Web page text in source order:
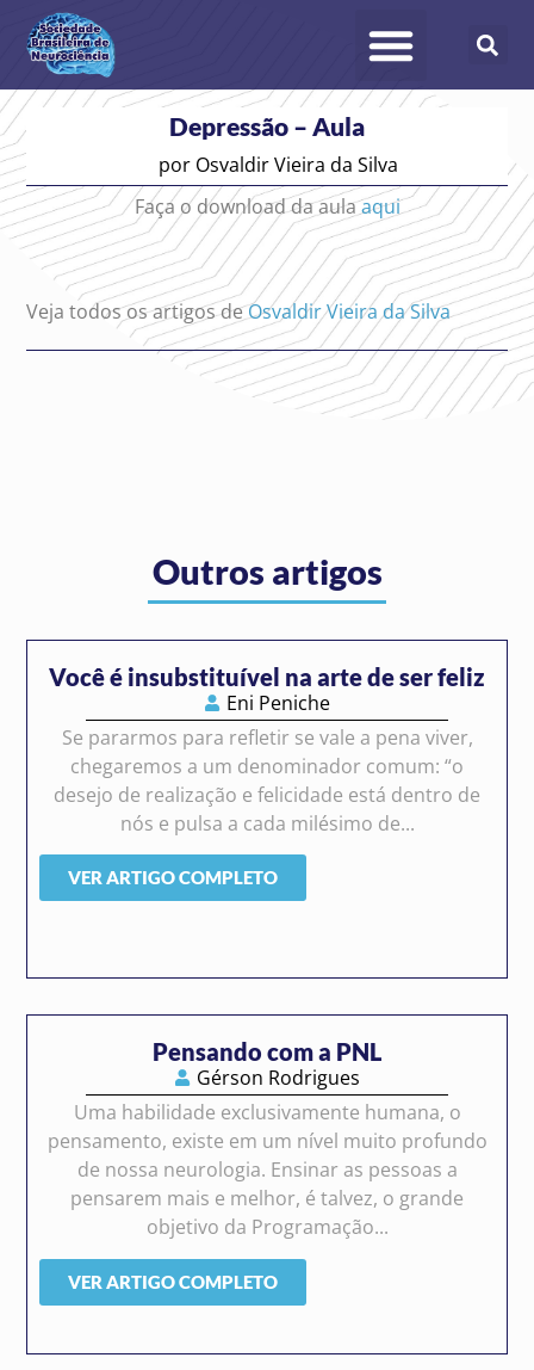
Depressão – Aula
por Osvaldir Vieira da Silva
Faça o download da aulaaqui
Veja todos os artigos deOsvaldir Vieira da Silva
Outros artigos
Você é insubstituível na arte de ser feliz
Eni Peniche
Se pararmos para refletir se vale a pena viver,
chegaremos a um denominador comum: “o
desejo de realização e felicidade está dentro de
nós e pulsa a cada milésimo de...
VER ARTIGO COMPLETO
Pensando com a PNL
Gérson Rodrigues
Uma habilidade exclusivamente humana, o
pensamento, existe em um nível muito profundo
de nossa neurologia. Ensinar as pessoas a
pensarem mais e melhor, é talvez, o grande
objetivo da Programação...
VER ARTIGO COMPLETO